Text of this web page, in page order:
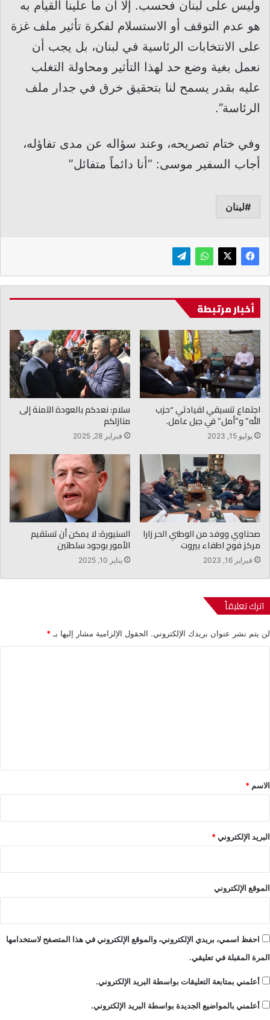
وليس على لبنان فحسب. إلا أن ما علينا القيام به
هو عدم التوقف أو الاستسلام لفكرة تأثير ملف غزة
على الانتخابات الرئاسية في لبنان، بل يجب أن
نعمل بغية وضع حد لهذا التأثير ومحاولة التغلب
عليه بقدر يسمح لنا بتحقيق خرق في جدار ملف
الرئاسة”.
وفي ختام تصريحه، وعند سؤاله عن مدى تفاؤله،
أجاب السفير موسى: “أنا دائماً متفائل”
لبنان
أخبار مرتبطة
اجتماع تنسيقي لقيادتي “حزب
الله” و”أمل” في جبل عامل.
يوليو 15, 2023
سلام: نعدكم بالعودة الآمنة إلى
منازلكم
فبراير 28, 2025
صحناوي ووفد من الوطني الحر زارا
مركز فوج اطفاء بيروت
فبراير 16, 2023
السنيورة: لا يمكن أن تستقيم
الأمور بوجود سلطتين
يناير 10, 2025
اترك تعليقاً
لن يتم نشر عنوان بريدك الإلكتروني. الحقول الإلزامية مشار إليها بـ *
*
الاسم *
البريد الإلكتروني*
الموقع الإلكتروني
احفظ اسمي، بريدي الإلكتروني، والموقع الإلكتروني في هذا المتصفح لاستخدامها
المرة المقبلة في تعليقي.
أعلمني بمتابعة التعليقات بواسطة البريد الإلكتروني.
أعلمني بالمواضيع الجديدة بواسطة البريد الإلكتروني.